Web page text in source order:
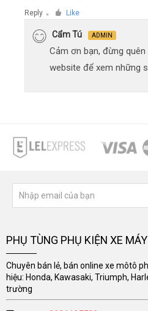
Reply ● Like
Cẩm Tú ADMIN
Cảm ơn bạn, đừng
website để xem những
PHỤ TÙNG PHỤ KIỆN XE MÁY
Chuyên bán lẻ, bán online xe môtô
hiệu: Honda, Kawasaki, Triumph,
trường